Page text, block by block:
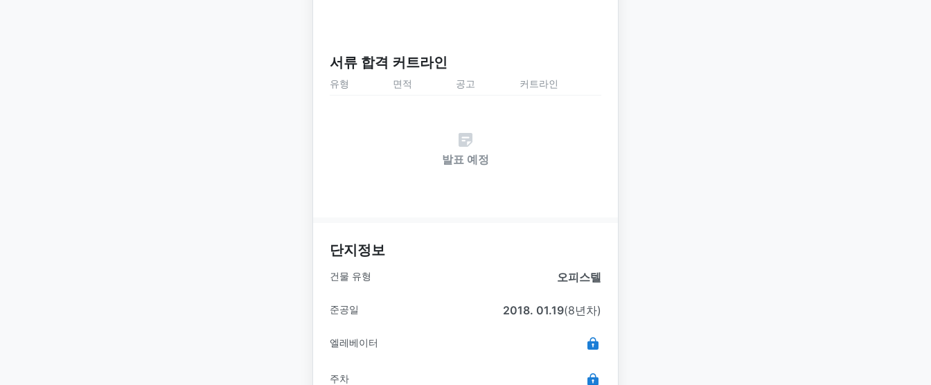
서류 합격 커트라인
유형 면적 공고 커트라인
발표 예정
단지정보
건물 유형 오피스텔
준공일 2018. 01.19(8년차)
엘레베이터
주차